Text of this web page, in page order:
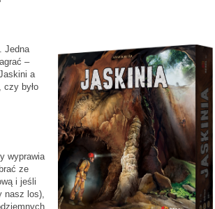
Jedna
–
a
czy było
wyprawia
ze
i jeśli
nasz los),